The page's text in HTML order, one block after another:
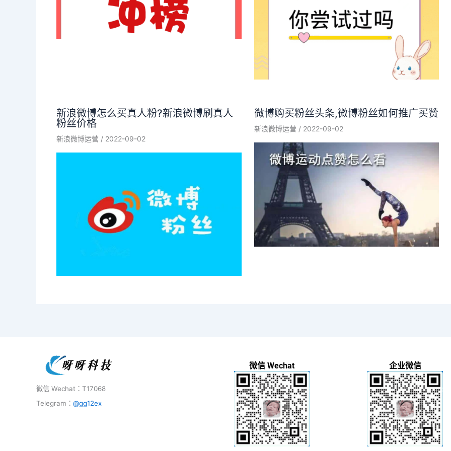
新浪微博怎么买真人粉?新浪微博刷真人
粉丝价格
新浪微博运营 / 2022-09-02
微博购买粉丝头条,微博粉丝如何推广买赞
新浪微博运营 / 2022-09-02
微信 Wechat：T17068
Telegram： @gg12ex
微信 Wechat 企业微信